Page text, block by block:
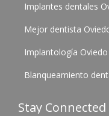
Implantes dentales
Mejor dentista
Implantología Oviedo
Blanqueamiento
Stay Connected